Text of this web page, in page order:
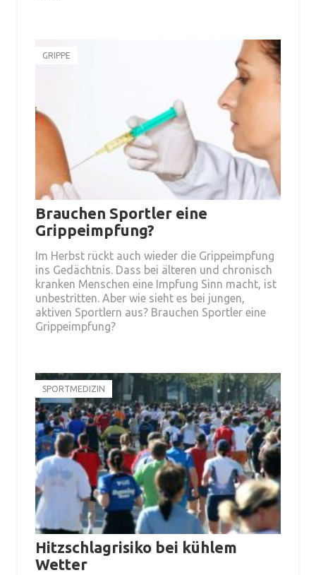
GRIPPE
Brauchen Sportler eine
Grippeimpfung?
Im Herbst rückt auch wieder die Grippeimpfung
ins Gedächtnis. Dass bei älteren und chronisch
kranken Menschen eine Impfung Sinn macht, ist
unbestritten. Aber wie sieht es bei jungen,
aktiven Sportlern aus? Brauchen Sportler eine
Grippeimpfung?
SPORTMEDIZIN
Hitzschlagrisiko bei kühlem
Wetter